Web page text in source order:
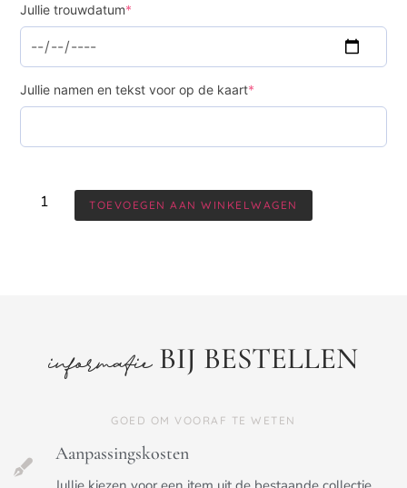
Jullie trouwdatum*
Jullie namen en tekst voor op de kaart*
TOEVOEGEN AAN WINKELWAGEN
informatieBIJ BESTELLEN
GOED OM VOORAF TE WETEN
Aanpassingskosten